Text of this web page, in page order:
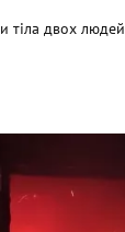
тіла двох людей